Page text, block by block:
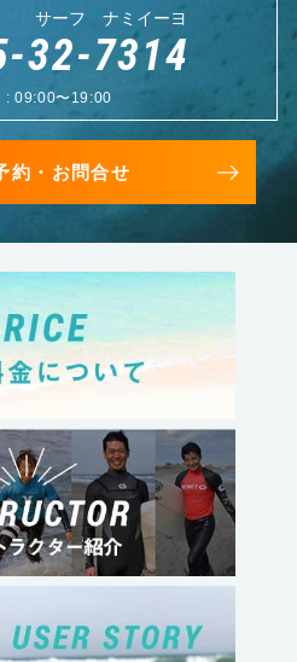
サーフ ナミイーヨ
32-7314
: 09:00〜19:00
約・お問合せ